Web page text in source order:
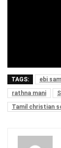
TAGS: ebi sam
rathna mani
Tamil christian